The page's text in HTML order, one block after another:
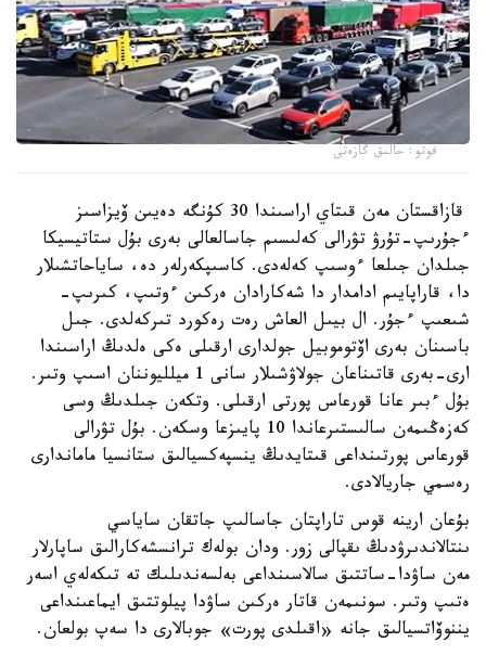
فوتو: حالىق گازەتى
قازاقستان مەن قىتاي اراسىندا 30 كۇنگە دەيىن ۆيزاسىز
ءجۇرىپ-تۇرۋ تۋرالى كەلىسىم جاسالعالى بەرى بۇل ستاتيسيكا
جىلدان جىلعا ءوسىپ كەلەدى. كاسىپكەرلەر دە، ساياحاتشىلار
دا، قاراپايىم ادامدار دا شەكارادان ەركىن ءوتىپ، كىرىپ-
شىعىپ ءجۇر. ال بيىل العاش رەت رەكورد تىركەلدى. جىل
باسىنان بەرى اۆتوموبيل جولدارى ارقىلى ەكى ەلدىڭ اراسىندا
ارى-بەرى قاتىناعان جولاۋشىلار سانى 1 ميلليوننان اسىپ وتىر.
بۇل ءبىر عانا قورعاس پورتى ارقىلى. وتكەن جىلدىڭ وسى
كەزەڭىمەن سالىستىرعاندا 10 پايىزعا وسكەن. بۇل تۋرالى
قورعاس پورتىنداعى قىتايدىڭ ينسپەكسيالىق ستانسيا ماماندارى
رەسمي جاريالادى.
بۇعان ارينە قوس تاراپتان جاسالىپ جاتقان ساياسي
ىنتالاندىرۋدىڭ ىقپالى زور. ودان بولەك ترانسشەكارالىق ساپارلار
مەن ساۋدا-ساتتىق سالاسىنداعى بەلسەندىلىك تە تىكەلەي اسەر
ەتىپ وتىر. سونىمەن قاتار ەركىن ساۋدا پيلوتتىق ايماعىنداعى
يننوۆاتسيالىق جانە «اقىلدى پورت» جوبالارى دا سەپ بولعان.